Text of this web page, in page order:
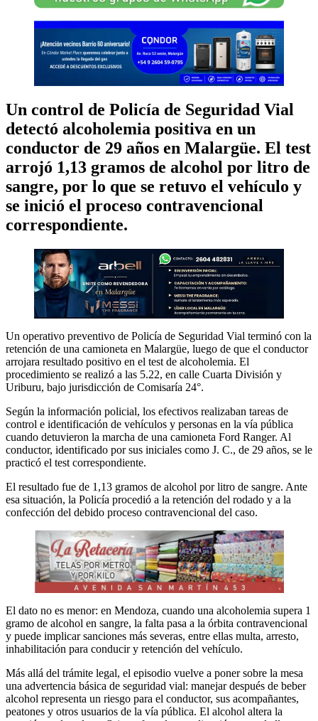
Un control de Policía de Seguridad Vial
detectó alcoholemia positiva en un
conductor de 29 años en Malargüe. El test
arrojó 1,13 gramos de alcohol por litro de
sangre, por lo que se retuvo el vehículo y
se inició el proceso contravencional
correspondiente.
Un operativo preventivo de Policía de Seguridad Vial terminó con la
retención de una camioneta en Malargüe, luego de que el conductor
arrojara resultado positivo en el test de alcoholemia. El
procedimiento se realizó a las 5.22, en calle Cuarta División y
Uriburu, bajo jurisdicción de Comisaría 24°.
Según la información policial, los efectivos realizaban tareas de
control e identificación de vehículos y personas en la vía pública
cuando detuvieron la marcha de una camioneta Ford Ranger. Al
conductor, identificado por sus iniciales como J. C., de 29 años, se le
practicó el test correspondiente.
El resultado fue de 1,13 gramos de alcohol por litro de sangre. Ante
esa situación, la Policía procedió a la retención del rodado y a la
confección del debido proceso contravencional del caso.
El dato no es menor: en Mendoza, cuando una alcoholemia supera 1
gramo de alcohol en sangre, la falta pasa a la órbita contravencional
y puede implicar sanciones más severas, entre ellas multa, arresto,
inhabilitación para conducir y retención del vehículo.
Más allá del trámite legal, el episodio vuelve a poner sobre la mesa
una advertencia básica de seguridad vial: manejar después de beber
alcohol representa un riesgo para el conductor, sus acompañantes,
peatones y otros usuarios de la vía pública. El alcohol altera la